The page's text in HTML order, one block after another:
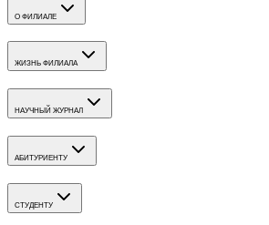
О ФИЛИАЛЕ
ЖИЗНЬ ФИЛИАЛА
НАУЧНЫЙ ЖУРНАЛ
АБИТУРИЕНТУ
СТУДЕНТУ